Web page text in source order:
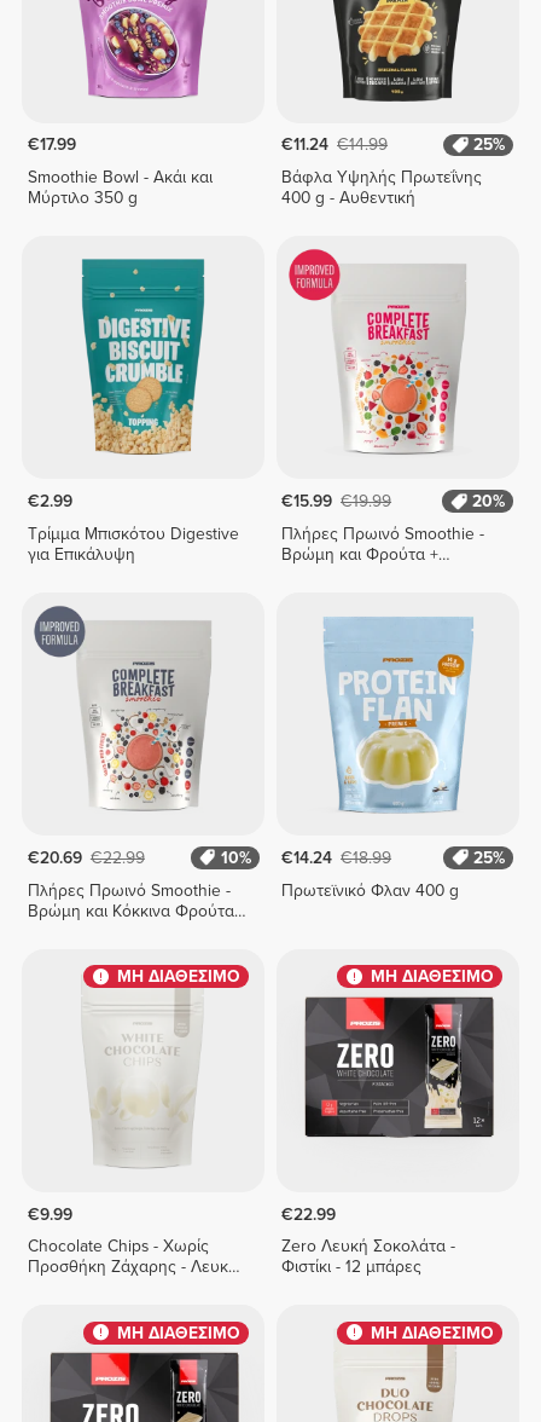
€17.99
Smoothie Bowl - Ακάι και
Μύρτιλο 350 g
€11.24 €14.99
25%
Βάφλα Υψηλής Πρωτεΐνης
400 g - Αυθεντική
€2.99
Τρίμμα Μπισκότου Digestive
για Επικάλυψη
€15.99 €19.99
20%
Πλήρες Πρωινό Smoothie -
Βρώμη και Φρούτα +
€20.69 €22.99
10%
Πλήρες Πρωινό Smoothie -
Βρώμη και Κόκκινα Φρούτα
€14.24 €18.99
25%
Πρωτεϊνικό Φλαν 400 g
ΜΗ ΔΙΑΘΕΣΙΜΟ
€9.99
Chocolate Chips - Χωρίς
Προσθήκη Ζάχαρης - Λευκή
ΜΗ ΔΙΑΘΕΣΙΜΟ
€22.99
Zero Λευκή Σοκολάτα -
Φιστίκι - 12 μπάρες
ΜΗ ΔΙΑΘΕΣΙΜΟ ΜΗ ΔΙΑΘΕΣΙΜΟ